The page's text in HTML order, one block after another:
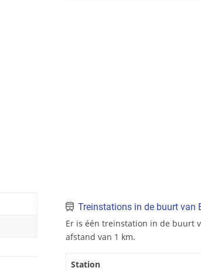
Treinstations in de buurt van
Er is één treinstation in de buurt
afstand van 1 km.
Station